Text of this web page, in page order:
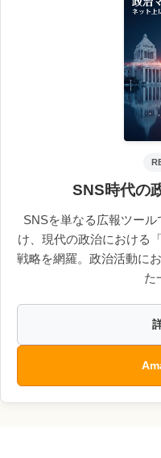
SNS時代の
SNSを単なる広報ツー
け、現代の政治における
戦略を網羅。政治活動に
た